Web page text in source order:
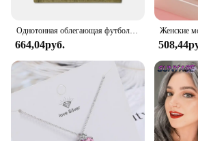
Однотонная облегающая футболка с эффектом потертости, женские модные мягкие хлопковые футболки, повседневная спортивная крутая ретро одежда с коротким рукавом для женщин
664,04руб.